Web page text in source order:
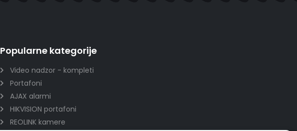
Popularne kategorije
Video nadzor - kompleti
Portafoni
AJAX alarmi
HIKVISION portafoni
REOLINK kamere